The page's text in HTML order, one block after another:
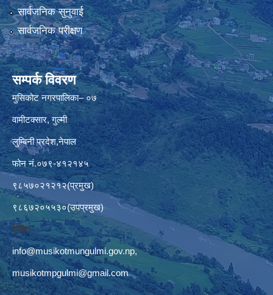
सार्वजनिक सुनुवाई
सार्वजनिक परीक्षण
सम्पर्क विवरण
मुसिकोट नगरपालिका– ०७
वामीटक्सार, गुल्मी
लुम्बिनी प्रदेश,नेपाल
फोन नं.०७९-४१२१४५
९८५७०२१२१२(प्रमुख)
९८६७२०५५३०(उपप्रमुख)
इमेलः–
info@musikotmungulmi.gov.np,
musikotmpgulmi@gmail.com